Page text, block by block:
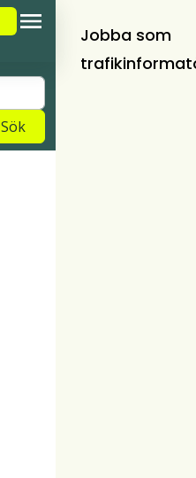
Sök
Jobba som